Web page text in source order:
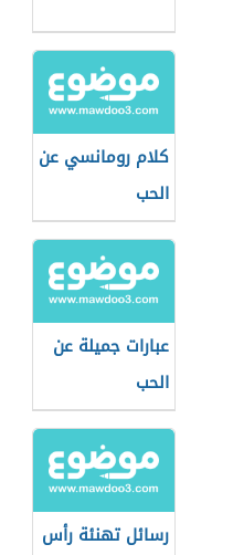
كلام رومانسي عن
الحب
عبارات جميلة عن
الحب
رسائل تهنئة رأس